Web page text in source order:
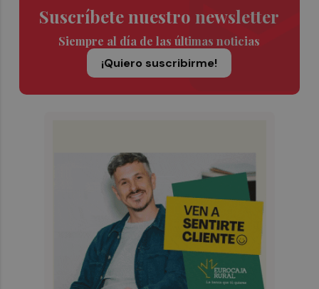
Suscríbete nuestro newsletter
Siempre al día de las últimas noticias
¡Quiero suscribirme!